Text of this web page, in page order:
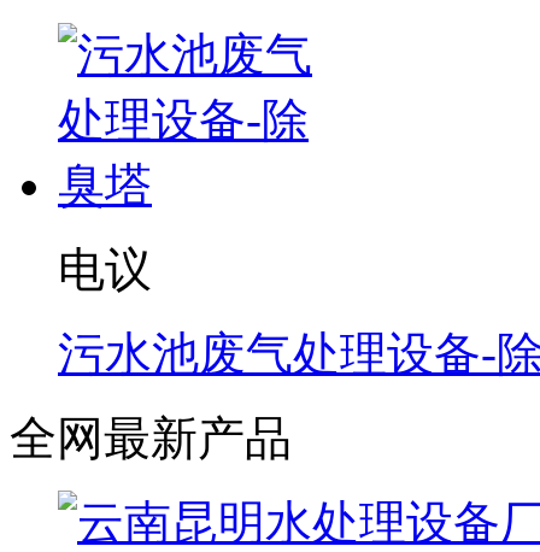
电议
污水池废气处理设备-
全网最新产品